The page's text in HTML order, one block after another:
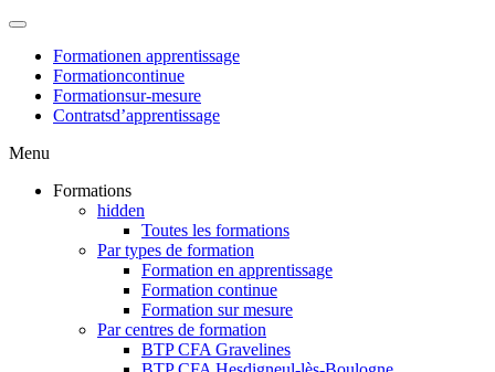
Formationen apprentissage
Formationcontinue
Formationsur-mesure
Contratsd’apprentissage
Menu
Formations
hidden
Toutes les formations
Par types de formation
Formation en apprentissage
Formation continue
Formation sur mesure
Par centres de formation
BTP CFA Gravelines